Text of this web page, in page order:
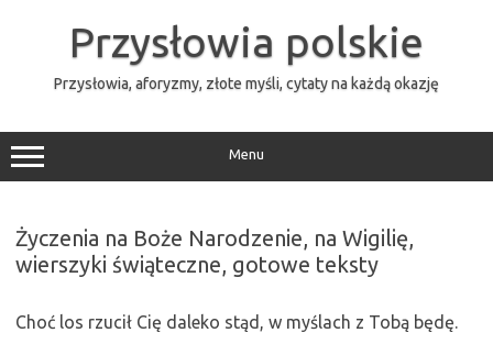
Przysłowia polskie
Przysłowia, aforyzmy, złote myśli, cytaty na każdą okazję
Menu
Życzenia na Boże Narodzenie, na Wigilię,
wierszyki świąteczne, gotowe teksty
Choć los rzucił Cię daleko stąd, w myślach z Tobą będę.